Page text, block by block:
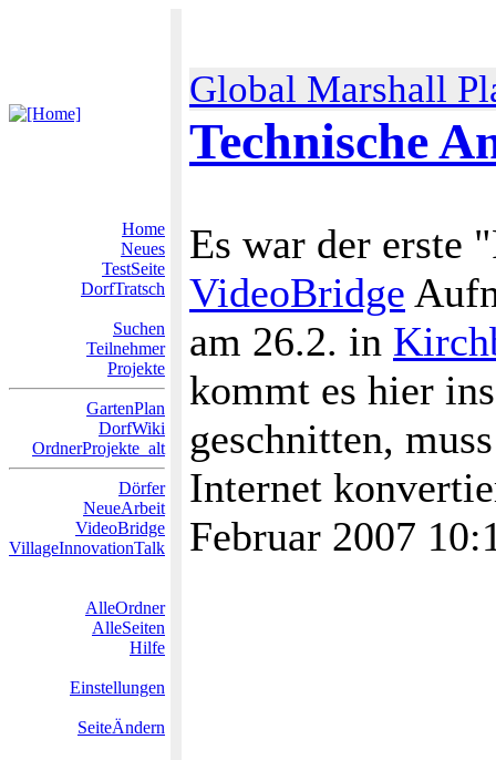
Global Marshall
Technische
Home
Neues
TestSeite
DorfTratsch
Suchen
Teilnehmer
Projekte
GartenPlan
DorfWiki
OrdnerProjekte_alt
Dörfer
NeueArbeit
VideoBridge
VillageInnovationTalk
AlleOrdner
AlleSeiten
Hilfe
Einstellungen
SeiteÄndern
Es war der erste
VideoBridge
am 26.2. in
kommt es hier
geschnitten,
Internet
Februar 2007